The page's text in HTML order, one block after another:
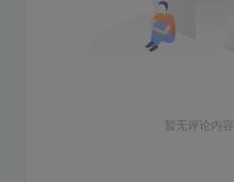
暂无评论内容